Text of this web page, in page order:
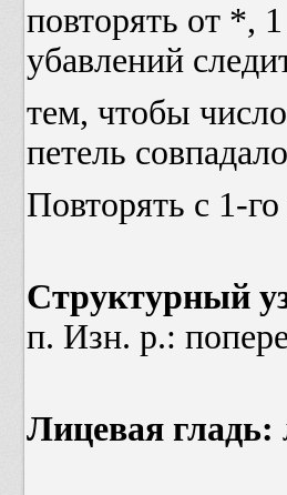
повторять от *,
убавлений
тем, чтобы
петель
Повторять с 1-
Структурный
п. Изн. р.:
Лицевая гладь: